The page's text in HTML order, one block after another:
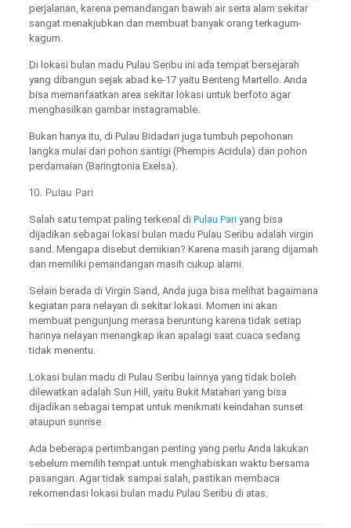
perjalanan, karena pemandangan bawah air serta alam sekitar
sangat menakjubkan dan membuat banyak orang terkagum-
kagum.
Di lokasi bulan madu Pulau Seribu ini ada tempat bersejarah
yang dibangun sejak abad ke-17 yaitu Benteng Martello. Anda
bisa memanfaatkan area sekitar lokasi untuk berfoto agar
menghasilkan gambar instagramable.
Bukan hanya itu, di Pulau Bidadari juga tumbuh pepohonan
langka mulai dari pohon santigi (Phempis Acidula) dan pohon
perdamaian (Baringtonia Exelsa).
10. Pulau Pari
Salah satu tempat paling terkenal di Pulau Pariyang bisa
dijadikan sebagai lokasi bulan madu Pulau Seribu adalah virgin
sand. Mengapa disebut demikian? Karena masih jarang dijamah
dan memiliki pemandangan masih cukup alami.
Selain berada di Virgin Sand, Anda juga bisa melihat bagaimana
kegiatan para nelayan di sekitar lokasi. Momen ini akan
membuat pengunjung merasa beruntung karena tidak setiap
harinya nelayan menangkap ikan apalagi saat cuaca sedang
tidak menentu.
Lokasi bulan madu di Pulau Seribu lainnya yang tidak boleh
dilewatkan adalah Sun Hill, yaitu Bukit Matahari yang bisa
dijadikan sebagai tempat untuk menikmati keindahan sunset
ataupun sunrise.
Ada beberapa pertimbangan penting yang perlu Anda lakukan
sebelum memilih tempat untuk menghabiskan waktu bersama
pasangan. Agar tidak sampai salah, pastikan membaca
rekomendasi lokasi bulan madu Pulau Seribu di atas.